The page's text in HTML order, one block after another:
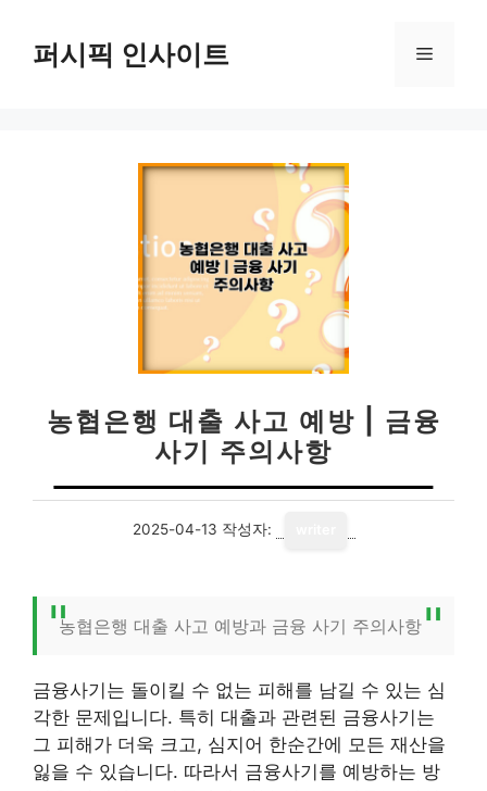
퍼시픽 인사이트 메
농협은행 대출 사고 예방 | 금융
사기 주의사항
2025-04-13 작성자:
농협은행 대출 사고 예방과 금융 사기 주의사항
금융사기는 돌이킬 수 없는 피해를 남길 수 있는 심
각한 문제입니다. 특히 대출과 관련된 금융사기는
그 피해가 더욱 크고, 심지어 한순간에 모든 재산을
잃을 수 있습니다. 따라서 금융사기를 예방하는 방